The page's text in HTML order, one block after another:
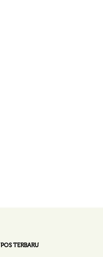
POS TERBARU